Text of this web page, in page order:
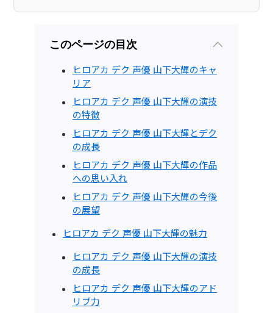
このページの目次
ヒロアカ デク 声優 山下大輝のキャ
リア
ヒロアカ デク 声優 山下大輝の演技
の特徴
ヒロアカ デク 声優 山下大輝とデク
の成長
ヒロアカ デク 声優 山下大輝の作品
への思い入れ
ヒロアカ デク 声優 山下大輝の今後
の展望
ヒロアカ デク 声優 山下大輝の魅力
ヒロアカ デク 声優 山下大輝の演技
の成長
ヒロアカ デク 声優 山下大輝のアド
リブ力